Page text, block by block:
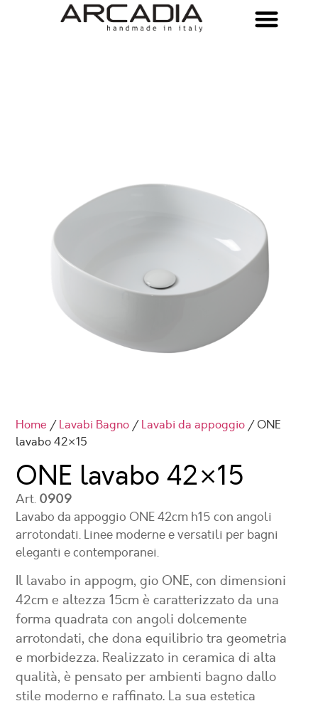
Home /Lavabi Bagno /Lavabi da appoggio / ONE
lavabo 42×15
ONE lavabo42×15
Art. 0909
Lavabo da appoggio ONE 42cm h15 con angoli
arrotondati. Linee moderne e versatili per bagni
eleganti e contemporanei.
Il lavabo in appogm, gio ONE, con dimensioni
42cm e altezza 15cm è caratterizzato da una
forma quadrata con angoli dolcemente
arrotondati, che dona equilibrio tra geometria
e morbidezza. Realizzato in ceramica di alta
qualità, è pensato per ambienti bagno dallo
stile moderno e raffinato. La sua estetica